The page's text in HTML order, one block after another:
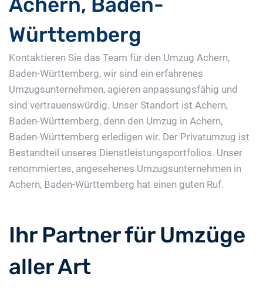
Achern, Baden-
Württemberg
Kontaktieren Sie das Team für den Umzug Achern,
Baden-Württemberg, wir sind ein erfahrenes
Umzugsunternehmen, agieren anpassungsfähig und
sind vertrauenswürdig. Unser Standort ist Achern,
Baden-Württemberg, denn den Umzug in Achern,
Baden-Württemberg erledigen wir. Der Privatumzug ist
Bestandteil unseres Dienstleistungsportfolios. Unser
renommiertes, angesehenes Umzugsunternehmen in
Achern, Baden-Württemberg hat einen guten Ruf.
Ihr Partner für Umzüge
aller Art